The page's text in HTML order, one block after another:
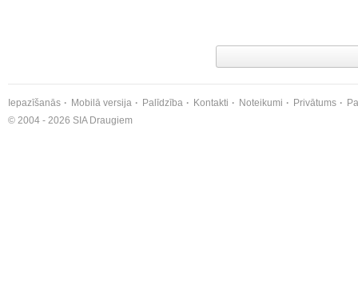
Iepazīšanās Mobilā versija Palīdzība Kontakti Noteikumi Privātums
© 2004 - 2026 SIA Draugiem